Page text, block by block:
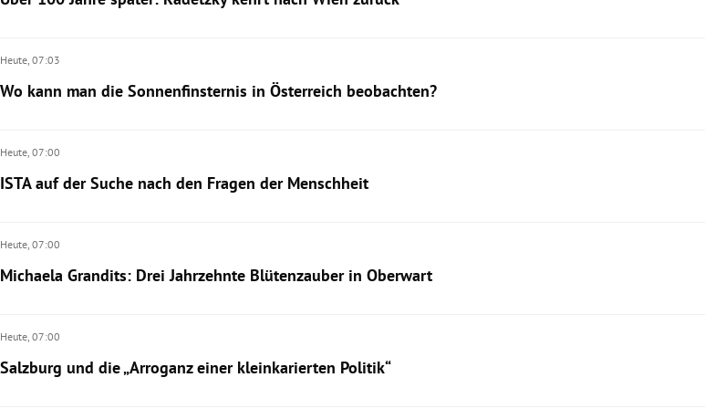
Heute, 07:03
Wo kann man die Sonnenfinsternis in Österreich beobachten?
Heute, 07:00
ISTA auf der Suche nach den Fragen der Menschheit
Heute, 07:00
Michaela Grandits: Drei Jahrzehnte Blütenzauber in Oberwart
Heute, 07:00
Salzburg und die „Arroganz einer kleinkarierten Politik“